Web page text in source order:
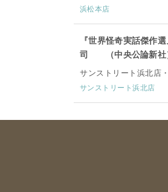
浜松本店
『世界怪奇実話傑
司 （中央公論新社
サンストリート浜北店
サンストリート浜北店